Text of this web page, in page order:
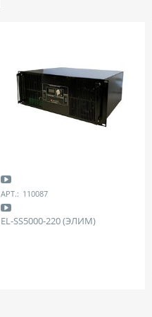
АРТ.: 110087
EL-SS5000-220 (ЭЛИМ)